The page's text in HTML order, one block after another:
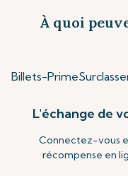
À quoi
Billets-Prime
L'échange de
Connectez-vous
récompense en